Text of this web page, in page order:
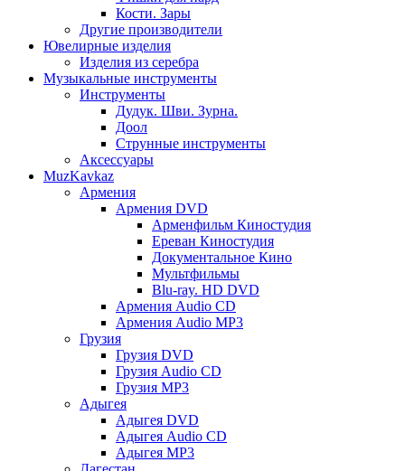
Кости. Зары
Другие производители
Ювелирные изделия
Изделия из серебра
Музыкальные инструменты
Инструменты
Дудук. Шви. Зурна.
Доол
Струнные инструменты
Аксессуары
MuzKavkaz
Армения
Армения DVD
Арменфильм Киностудия
Ереван Киностудия
Документальное Кино
Мультфильмы
Blu-ray. HD DVD
Армения Audio CD
Армения Audio MP3
Грузия
Грузия DVD
Грузия Audio CD
Грузия MP3
Адыгея
Адыгея DVD
Адыгея Audio CD
Адыгея MP3